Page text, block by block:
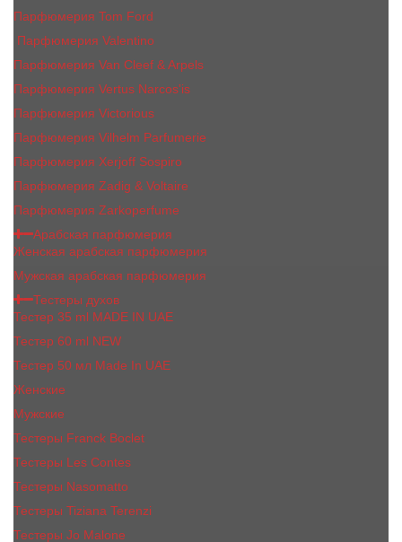
Парфюмерия Tom Ford
Парфюмерия Valentino
Парфюмерия Van Cleef & Arpels
Парфюмерия Vertus Narcos'is
Парфюмерия Victorious
Парфюмерия Vilhelm Parfumerie
Парфюмерия Xerjoff Sospiro
Парфюмерия Zadig & Voltaire
Парфюмерия Zarkoperfume
Арабская парфюмерия
Женская арабская парфюмерия
Мужская арабская парфюмерия
Тестеры духов
Тестер 35 ml MADE IN UAE
Тестер 60 ml NEW
Тестер 50 мл Made In UAE
Женские
Мужские
Тестеры Franck Boclet
Тестеры Les Contes
Тестеры Nasomatto
Тестеры Tiziana Terenzi
Тестеры Jо Malоnе